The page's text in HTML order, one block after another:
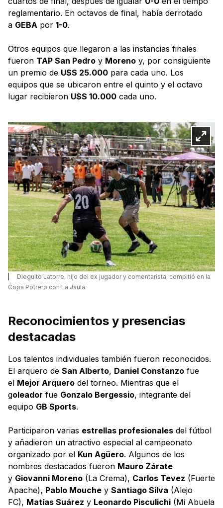
reglamentario. En octavos de final, había derrotado
a GEBA por 1-0.
Otros equipos que llegaron a las instancias finales
fueron TAP San Pedro y Moreno y, por consiguiente
un premio de U$S 25.000 para cada uno. Los
equipos que se ubicaron entre el quinto y el octavo
lugar recibieron U$S 10.000 cada uno.
Dieguito Latorre, hijo del ex jugador y comentarista, compitió en la
Copa Potrero con La Jaula.
Reconocimientos y presencias
destacadas
Los talentos individuales también fueron reconocidos.
El arquero de San Alberto, Daniel Constanzo fue
el Mejor Arquero del torneo. Mientras que el
goleador fue Gonzalo Bergessio, integrante del
equipo GB Sports.
Participaron varias estrellas profesionales del fútbol
y añadieron un atractivo especial al campeonato
organizado por el Kun Agüero. Algunos de los
nombres destacados fueron Mauro Zárate
y Giovanni Moreno (La Crema), Carlos Tevez (Fuerte
Apache), Pablo Mouche y Santiago Silva (Alejo
FC), Matías Suárez y Leonardo Pisculichi (Mi Abuela